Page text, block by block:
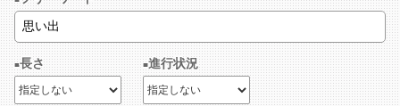
長さ 進行状況